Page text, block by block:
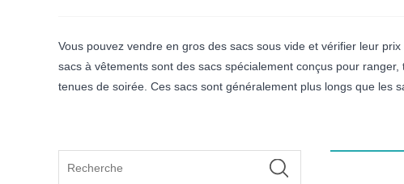
Vous pouvez vendre en gros des sacs sous vide et vérifier leur
sacs à vêtements sont des sacs spécialement conçus pour
tenues de soirée. Ces sacs sont généralement plus longs que les